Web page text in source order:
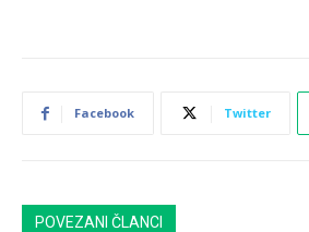
Facebook Twitter
POVEZANI ČLANCI